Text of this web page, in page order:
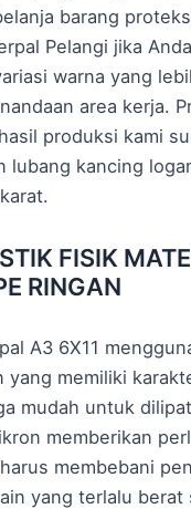
barang
Pelangi jika Anda
warna yang
area kerja.
produksi kami
lubang kancing
FISIK
RINGAN
A3 6X11
yang memiliki
mudah untuk
memberikan
membebani
yang terlalu berat